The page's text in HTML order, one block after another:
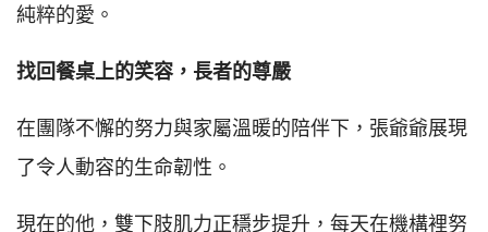
純粹的愛。
找回餐桌上的笑容，長者的尊嚴
在團隊不懈的努力與家屬溫暖的陪伴下，張爺爺展現
了令人動容的生命韌性。
現在的他，雙下肢肌力正穩步提升，每天在機構裡努